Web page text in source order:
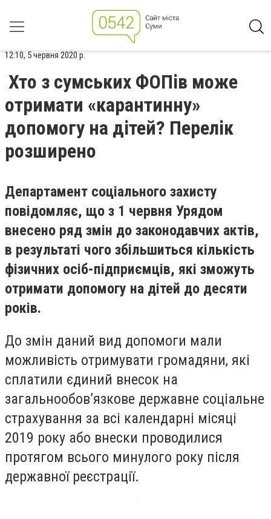
12:10, 5 червня 2020 р.
Хто з сумських ФОПів може
отримати «карантинну»
допомогу на дітей? Перелік
розширено
Департамент соціального захисту
повідомляє, що з 1 червня Урядом
внесено ряд змін до законодавчих актів,
в результаті чого збільшиться кількість
фізичних осіб-підприємців, які зможуть
отримати допомогу на дітей до десяти
років.
До змін даний вид допомоги мали
можливість отримувати громадяни, які
сплатили єдиний внесок на
загальнообов’язкове державне соціальне
страхування за всі календарні місяці
2019 року або внески проводилися
протягом всього минулого року після
державної реєстрації.